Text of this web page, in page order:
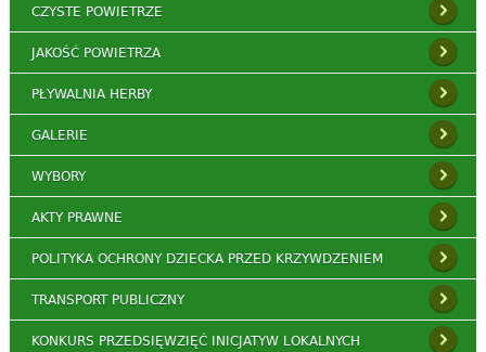
CZYSTE POWIETRZE
JAKOŚĆ POWIETRZA
PŁYWALNIA HERBY
GALERIE
WYBORY
AKTY PRAWNE
POLITYKA OCHRONY DZIECKA PRZED KRZYWDZENIEM
TRANSPORT PUBLICZNY
KONKURS PRZEDSIĘWZIĘĆ INICJATYW LOKALNYCH